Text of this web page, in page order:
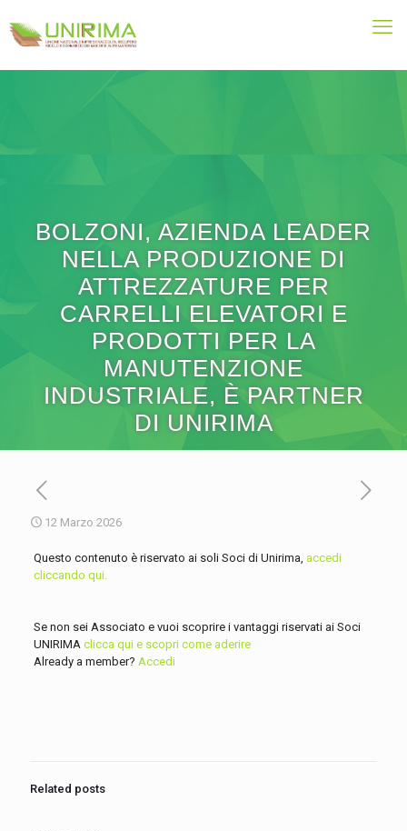
BOLZONI, AZIENDA LEADER
NELLA PRODUZIONE DI
ATTREZZATURE PER
CARRELLI ELEVATORI E
PRODOTTI PER LA
MANUTENZIONE
INDUSTRIALE, È PARTNER
DI UNIRIMA
12 Marzo 2026
Questo contenuto è riservato ai soli Soci di Unirima, accedi
cliccando qui.
Se non sei Associato e vuoi scoprire i vantaggi riservati ai Soci
UNIRIMA clicca qui e scopri come aderire
Already a member? Accedi
Related posts